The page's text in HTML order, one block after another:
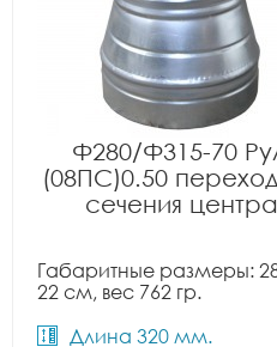
Ф280/Ф315-70
(08ПС)0.50
сечения
Габаритные размеры:
22 см, вес 762 гр.
Длина 320 мм.